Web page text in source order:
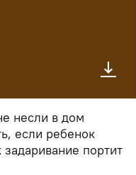
несли в дом
если ребенок
портит